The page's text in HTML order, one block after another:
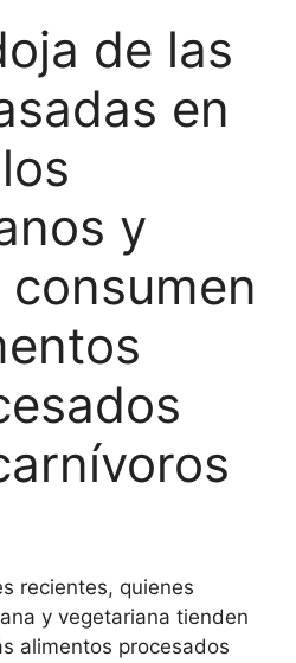
de las
en
y
recientes, quienes
y vegetariana tienden
alimentos procesados